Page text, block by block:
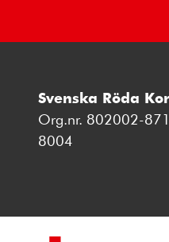
Svenska Röda
Org.nr. 802002-
8004